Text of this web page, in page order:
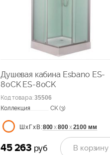
Душевая кабина Esbano ES-
80CK ES-80CK
Код товара:35506
Коллекция
CK (3)
ШхГхВ:800х800х2100 мм
45 263 руб В корзину